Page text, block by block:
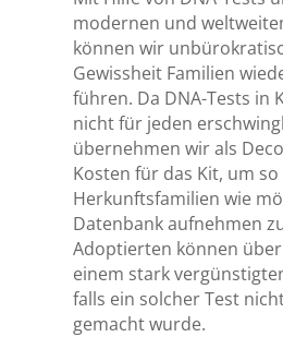
modernen und
können wir
Gewissheit Familien
führen. Da DNA-Tests in
nicht für jeden
übernehmen wir als
Kosten für das Kit, um so
Herkunftsfamilien wie
Datenbank aufnehmen
Adoptierten können
einem stark
falls ein solcher Test
gemacht wurde.